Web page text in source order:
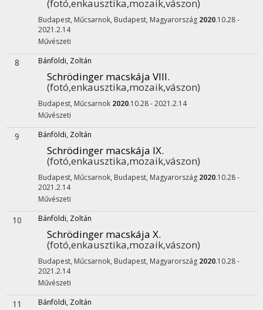
(fotó,enkausztika,mozaik,vászon)
Budapest, Műcsarnok, Budapest, Magyarország 2020.10.28 -
2021.2.14
Művészeti
8 Bánföldi, Zoltán
Schrödinger macskája VIII.
(fotó,enkausztika,mozaik,vászon)
Budapest, Műcsarnok 2020.10.28 - 2021.2.14
Művészeti
9 Bánföldi, Zoltán
Schrödinger macskája IX.
(fotó,enkausztika,mozaik,vászon)
Budapest, Műcsarnok, Budapest, Magyarország 2020.10.28 -
2021.2.14
Művészeti
10 Bánföldi, Zoltán
Schrödinger macskája X.
(fotó,enkausztika,mozaik,vászon)
Budapest, Műcsarnok, Budapest, Magyarország 2020.10.28 -
2021.2.14
Művészeti
11 Bánföldi, Zoltán